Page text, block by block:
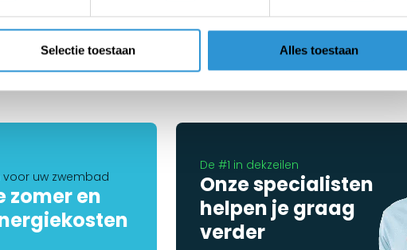
Selectie toestaan Alles toestaan
1 2
voor uw zwembad
zomer en
De #1 in dekzeilen
Onze specialisten
helpen je graag
verder